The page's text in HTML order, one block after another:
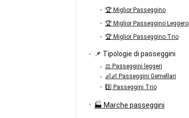
🏆 Miglior Passeggino
🏆 Miglior Passeggino Leggero
🏆 Miglior Passeggino Trio
📌 Tipologie di passeggini
⚖️ Passeggini leggeri
👶👶 Passeggini Gemellari
3️⃣ Passeggini Trio
🏭 Marche passeggini